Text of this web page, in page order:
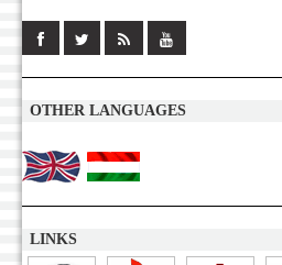
OTHER LANGUAGES
LINKS